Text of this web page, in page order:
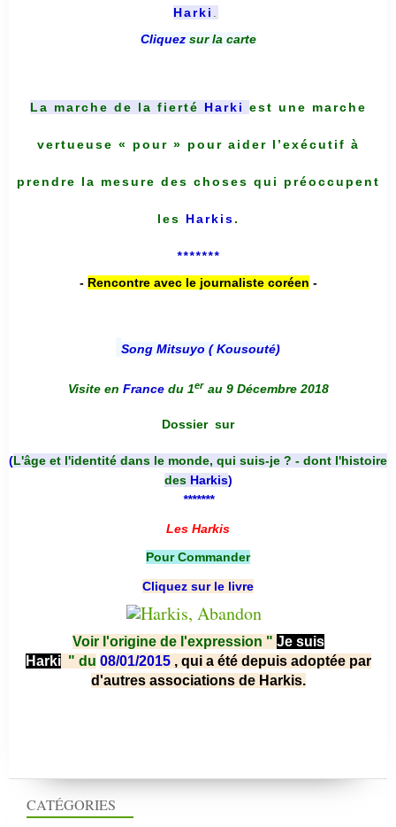
CATÉGORIES
Harki
Cliquez sur la carte
La marche de la fierté Harki est une marche
vertueuse « pour » pour aider l’exécutif à
prendre la mesure des choses qui préoccupent
les Harkis.
*******
- Rencontre avec le journaliste coréen -
Song Mitsuyo ( Kousouté)
Visite en France du 1er au 9 Décembre 2018
Dossier sur
(L'âge et l'identité dans le monde, qui suis-je ? - dont l'histoire
des Harkis)
*******
Les Harkis
Pour Commander
Cliquez sur le livre
Voir l'origine de l'expression " Je suis
Harki " du 08/01/2015 , qui a été depuis adoptée par
d'autres associations de Harkis.